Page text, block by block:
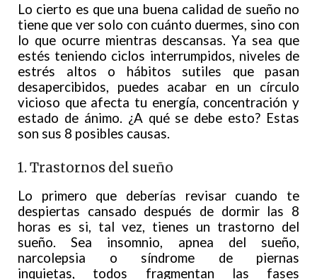
Lo cierto es que una buena calidad de sueño no
tiene que ver solo con cuánto duermes, sino con
lo que ocurre mientras descansas. Ya sea que
estés teniendo ciclos interrumpidos, niveles de
estrés altos o hábitos sutiles que pasan
desapercibidos, puedes acabar en un círculo
vicioso que afecta tu energía, concentración y
estado de ánimo. ¿A qué se debe esto? Estas
son sus 8 posibles causas.
1. Trastornos del sueño
Lo primero que deberías revisar cuando te
despiertas cansado después de dormir las 8
horas es si, tal vez, tienes un trastorno del
sueño. Sea insomnio, apnea del sueño,
narcolepsia o síndrome de piernas
inquietas, todos fragmentan las fases